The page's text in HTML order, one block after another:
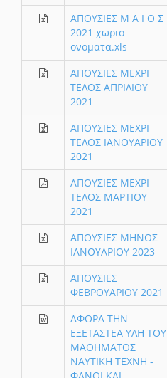
ΑΠΟΥΣΙΕΣ Μ Α Ϊ Ο Σ
2021 χωρισ
ονοματα.xls
ΑΠΟΥΣΙΕΣ ΜΕΧΡΙ
ΤΕΛΟΣ ΑΠΡΙΛΙΟΥ
2021
ΑΠΟΥΣΙΕΣ ΜΕΧΡΙ
ΤΕΛΟΣ ΙΑΝΟΥΑΡΙΟΥ
2021
ΑΠΟΥΣΙΕΣ ΜΕΧΡΙ
ΤΕΛΟΣ ΜΑΡΤΙΟΥ
2021
ΑΠΟΥΣΙΕΣ ΜΗΝΟΣ
ΙΑΝΟΥΑΡΙΟΥ 2023
ΑΠΟΥΣΙΕΣ
ΦΕΒΡΟΥΑΡΙΟΥ 2021
ΑΦΟΡΑ ΤΗΝ
ΕΞΕΤΑΣΤΕΑ ΥΛΗ ΤΟΥ
ΜΑΘΗΜΑΤΟΣ
ΝΑΥΤΙΚΗ ΤΕΧΝΗ -